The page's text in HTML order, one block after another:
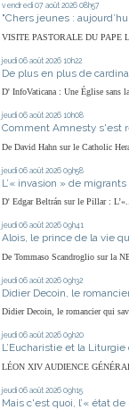
vendredi 07 août 2026 08h57
"Chers jeunes :
VISITE PASTORALE DU PAPE
jeudi 06 août 2026 10h22
De plus en plus de
D' InfoVaticana : Une Église sans
jeudi 06 août 2026 10h08
Comment Amnesty s'est
De David Hahn sur le Catholic
jeudi 06 août 2026 09h58
L’« invasion » de
D' Edgar Beltrán sur le Pillar :
jeudi 06 août 2026 09h41
Alois, le prince de la vie
De Tommaso Scandroglio sur la
jeudi 06 août 2026 09h32
Didier Decoin, le
Didier Decoin, le romancier qui
jeudi 06 août 2026 09h20
L’Eucharistie et la
LÉON XIV AUDIENCE
jeudi 06 août 2026 09h15
Mais c'est quoi, l’« état